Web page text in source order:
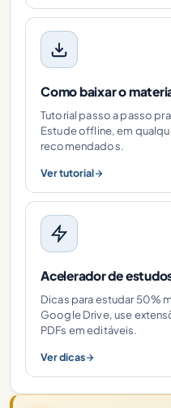
Como baixar o
Tutorial passo a passo
Estude offline, em
recomendados.
Ver tutorial
Acelerador de
Dicas para estudar 50%
Google Drive, use
PDFs em editáveis.
Ver dicas